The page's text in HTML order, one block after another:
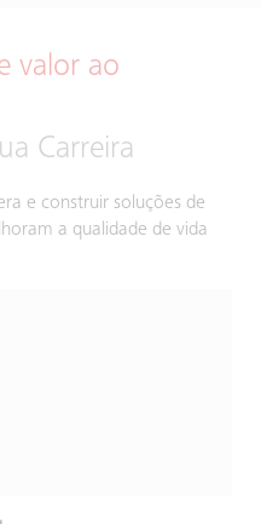
valor ao
Carreira
e construir soluções de
a qualidade de vida